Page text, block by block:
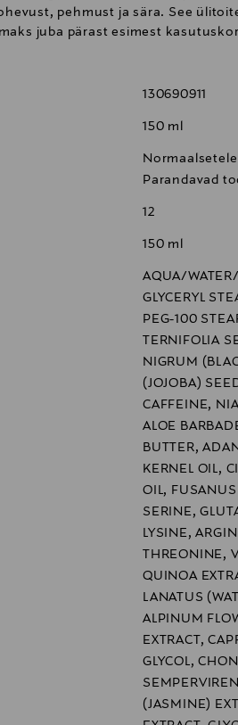
pehmust ja sära. See
juba pärast esimest
130690911
150 ml
Parandavad
12
150 ml
AQUA/
GLYCERYL
PEG-100
TERNIFOLIA
NIGRUM
(JOJOBA)
CAFFEINE,
ALOE
BUTTER,
KERNEL OIL,
OIL,
SERINE,
LYSINE,
THREONINE,
QUINOA
LANATUS
ALPINUM
EXTRACT,
GLYCOL,
(JASMINE)